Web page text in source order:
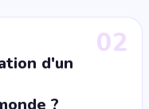
02
d'un
?